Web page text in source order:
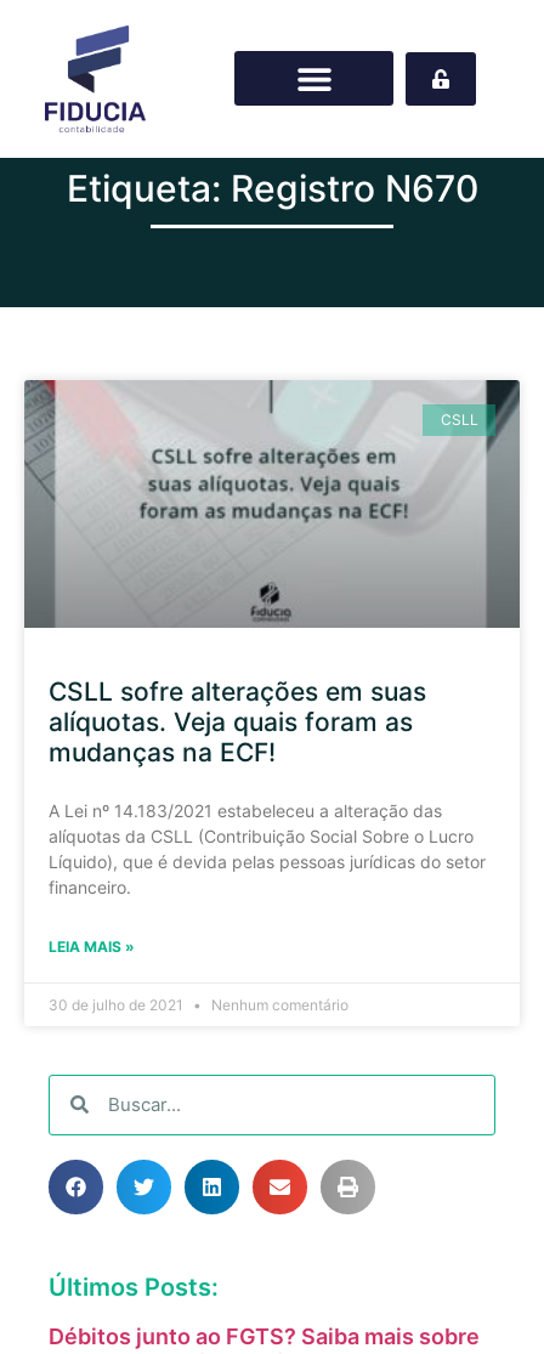
Etiqueta: Registro N670
CSLL
CSLL sofre alterações em suas
alíquotas. Veja quais foram as
mudanças na ECF!
A Lei nº 14.183/2021 estabeleceu a alteração das
alíquotas da CSLL (Contribuição Social Sobre o Lucro
Líquido), que é devida pelas pessoas jurídicas do setor
financeiro.
LEIA MAIS »
30 de julho de 2021 Nenhum comentário
Últimos Posts:
Débitos junto ao FGTS? Saiba mais sobre